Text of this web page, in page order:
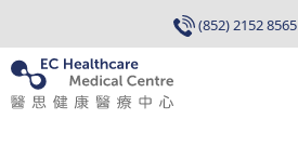
(852) 2152 8565